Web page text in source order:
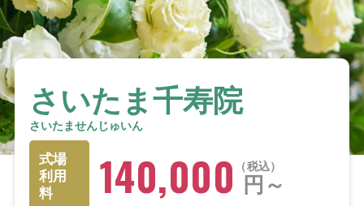
さいたま千寿院
さいたませんじゅいん
式場
利用
料
税込
140,000 円～